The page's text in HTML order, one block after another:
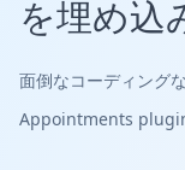
を埋め込
面倒なコーディング
Appointments plugin